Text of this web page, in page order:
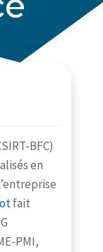
BFC)
en
fait
PMI,